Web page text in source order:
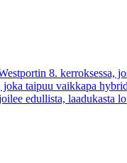
8. kerroksessa,
taipuu vaikkapa
edullista, laadukasta